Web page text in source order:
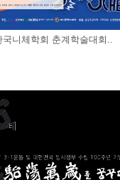
국니체학회 춘계학술대회..